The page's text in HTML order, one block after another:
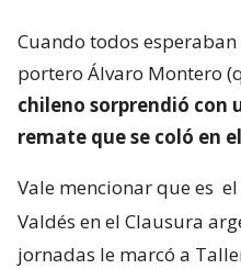
Cuando todos
portero Álvaro Montero
chileno sorprendió con
remate que se coló en
Vale mencionar que es
Valdés en el Clausura
jornadas le marcó a